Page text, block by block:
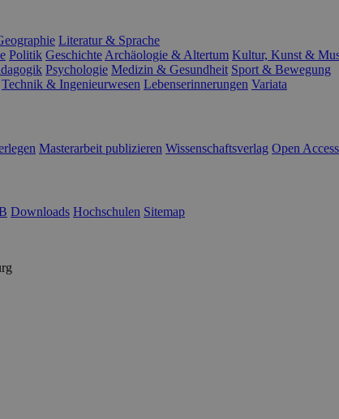
Literatur & Sprache
Politik Geschichte Archäologie & Altertum Kultur, Kunst &
Psychologie Medizin & Gesundheit Sport & Bewegung
Technik & Ingenieurwesen Lebenserinnerungen Variata
Masterarbeit publizieren Wissenschaftsverlag Open
Downloads Hochschulen Sitemap